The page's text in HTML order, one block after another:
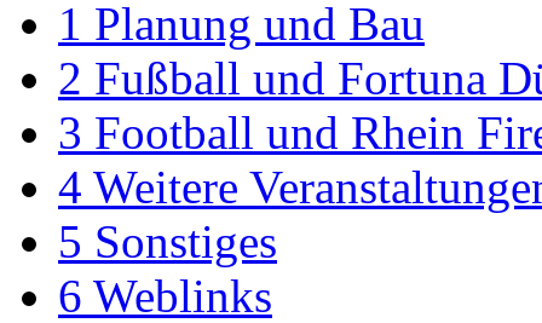
1 Planung und Bau
2 Fußball und Fortuna
3 Football und Rhein
4 Weitere
5 Sonstiges
6 Weblinks